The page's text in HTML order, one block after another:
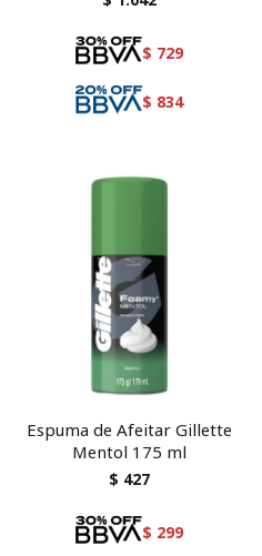
$ 729
$ 834
Espuma de Afeitar Gillette
Mentol 175 ml
$ 427
$ 299